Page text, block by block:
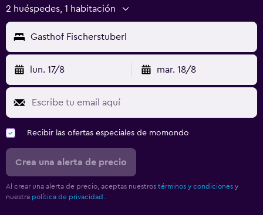
2 huéspedes, 1 habitación
Gasthof Fischerstuberl
lun. 17/8 mar. 18/8
Recibir las ofertas especiales de momondo
Crea una alerta de precio
Al crear una alerta de precio, aceptas nuestros términos y condiciones y
nuestra política de privacidad.